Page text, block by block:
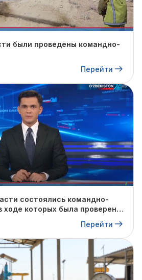
были проведены командно-
Перейти
состоялись командно-
ходе которых была проверена
Перейти